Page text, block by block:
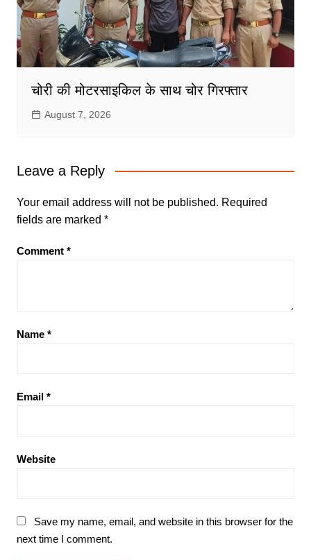
चोरी की मोटरसाइकिल के साथ चोर गिरफ्तार
August 7, 2026
Leave a Reply
Your email address will not be published. Required
fields are marked *
Comment *
Name *
Email *
Website
Save my name, email, and website in this browser for the
next time I comment.